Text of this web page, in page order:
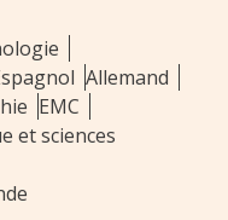
Allemand
EMC
et sciences